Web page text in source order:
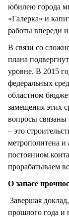
юбилею города
«Галерка» и
работы впереди
В связи со
плана
уровне. В 2015
федеральных
областном
замещения этих
вопросы связаны
– это
метрополитена
постоянном
прорабатываем
О запасе
Завершая
прошлого года и